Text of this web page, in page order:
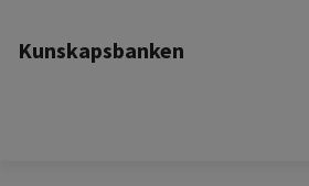
Kunskapsbanken